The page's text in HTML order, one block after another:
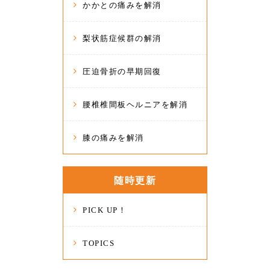
かかとの痛みを解消
梨状筋症候群の解消
圧迫骨折の早期回復
腰椎椎間板ヘルニアを解消
膝の痛みを解消
随時更新
PICK UP！
TOPICS